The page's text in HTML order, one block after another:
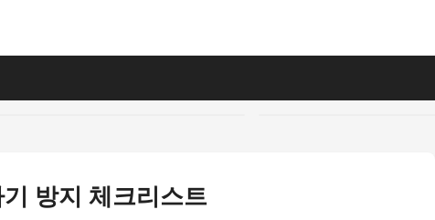
방지 체크리스트